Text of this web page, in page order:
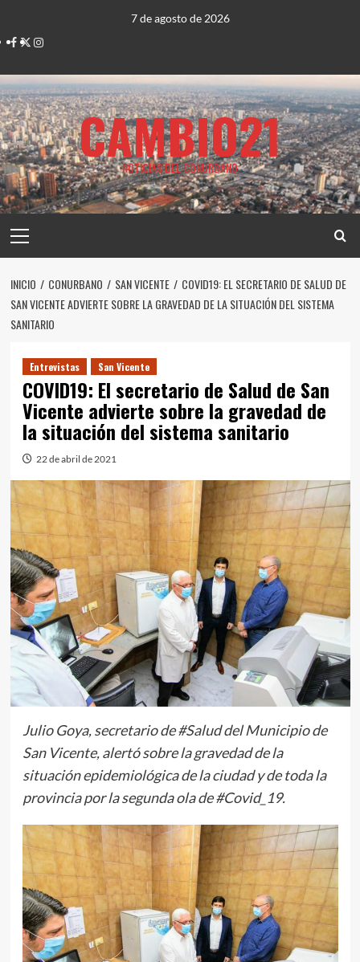
contenido
7 de agosto de 2026
Facebook
TwitterInstagram
CAMBIO21
NOTICIAS DEL CONURBANO
principal
INICIO CONURBANO SAN VICENTE
COVID19: EL SECRETARIO DE SALUD DE
SAN VICENTE ADVIERTE SOBRE LA GRAVEDAD DE LA SITUACIÓN DEL SISTEMA
SANITARIO
Entrevistas San Vicente
COVID19: El secretario de Salud de San
Vicente advierte sobre la gravedad de
la situación del sistema sanitario
22 de abril de 2021
Julio Goya, secretario de #Salud del Municipio de
San Vicente, alertó sobre la gravedad de la
situación epidemiológica de la ciudad y de toda la
provincia por la segunda ola de #Covid_19.